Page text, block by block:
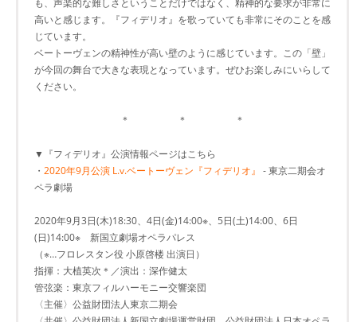
も、声楽的な難しさということだけではなく、精神的な要求が非常に
高いと感じます。『フィデリオ』を歌っていても非常にそのことを感
じています。
ベートーヴェンの精神性が高い壁のように感じています。この「壁」
が今回の舞台で大きな表現となっています。ぜひお楽しみにいらして
ください。
＊ ＊ ＊
▼『フィデリオ』公演情報ページはこちら
・ 2020年9月公演 L.v.ベートーヴェン『フィデリオ』 - 東京二期会オ
ペラ劇場
2020年9月3日(木)18:30、4日(金)14:00※、5日(土)14:00、6日
(日)14:00※ 新国立劇場オペラパレス
（※…フロレスタン役 小原啓楼 出演日）
指揮：大植英次＊／演出：深作健太
管弦楽：東京フィルハーモニー交響楽団
〈主催〉公益財団法人東京二期会